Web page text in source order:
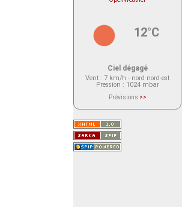
12°C
Ciel dégagé
Vent : 7 km/h - nord nord-est
Pression : 1024 mbar
Prévisions >>
actuellement aucune prévision
Saint-Nom.
Veuillez consulter le message du
service ci-dessous.
(401 - Invalid API key. Please see
https://openweathermap.org/faq#error401